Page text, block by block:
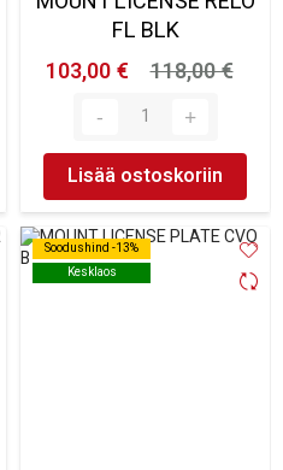
FL BLK
103,00 €
118,00 €
Lisää ostoskoriin
Soodushind -13%
Kesklaos
Soodushind -13%
Kesklaos